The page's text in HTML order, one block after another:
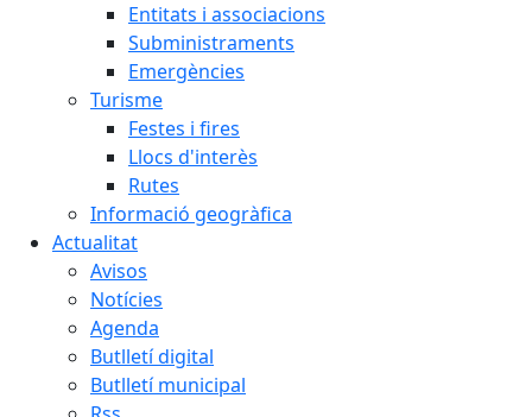
Entitats i associacions
Subministraments
Emergències
Turisme
Festes i fires
Llocs d'interès
Rutes
Informació geogràfica
Actualitat
Avisos
Notícies
Agenda
Butlletí digital
Butlletí municipal